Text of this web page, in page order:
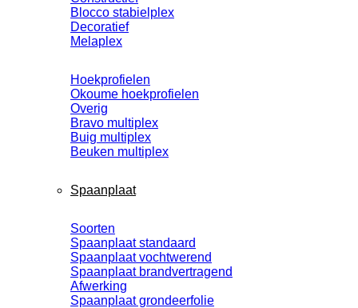
Blocco stabielplex
Decoratief
Melaplex
Hoekprofielen
Okoume hoekprofielen
Overig
Bravo multiplex
Buig multiplex
Beuken multiplex
Spaanplaat
Soorten
Spaanplaat standaard
Spaanplaat vochtwerend
Spaanplaat brandvertragend
Afwerking
Spaanplaat grondeerfolie